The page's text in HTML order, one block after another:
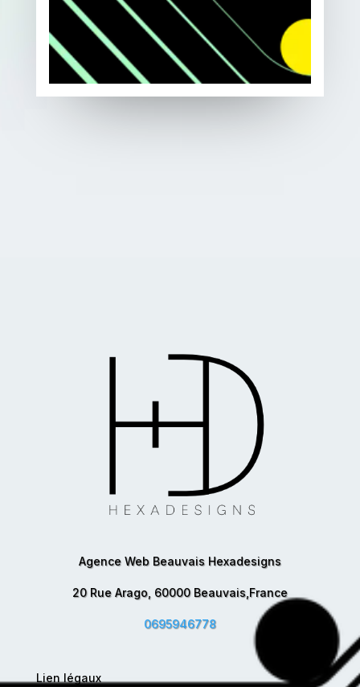
Agence Web Beauvais Hexadesigns
20 Rue Arago, 60000 Beauvais,France
0695946778
Lien légaux